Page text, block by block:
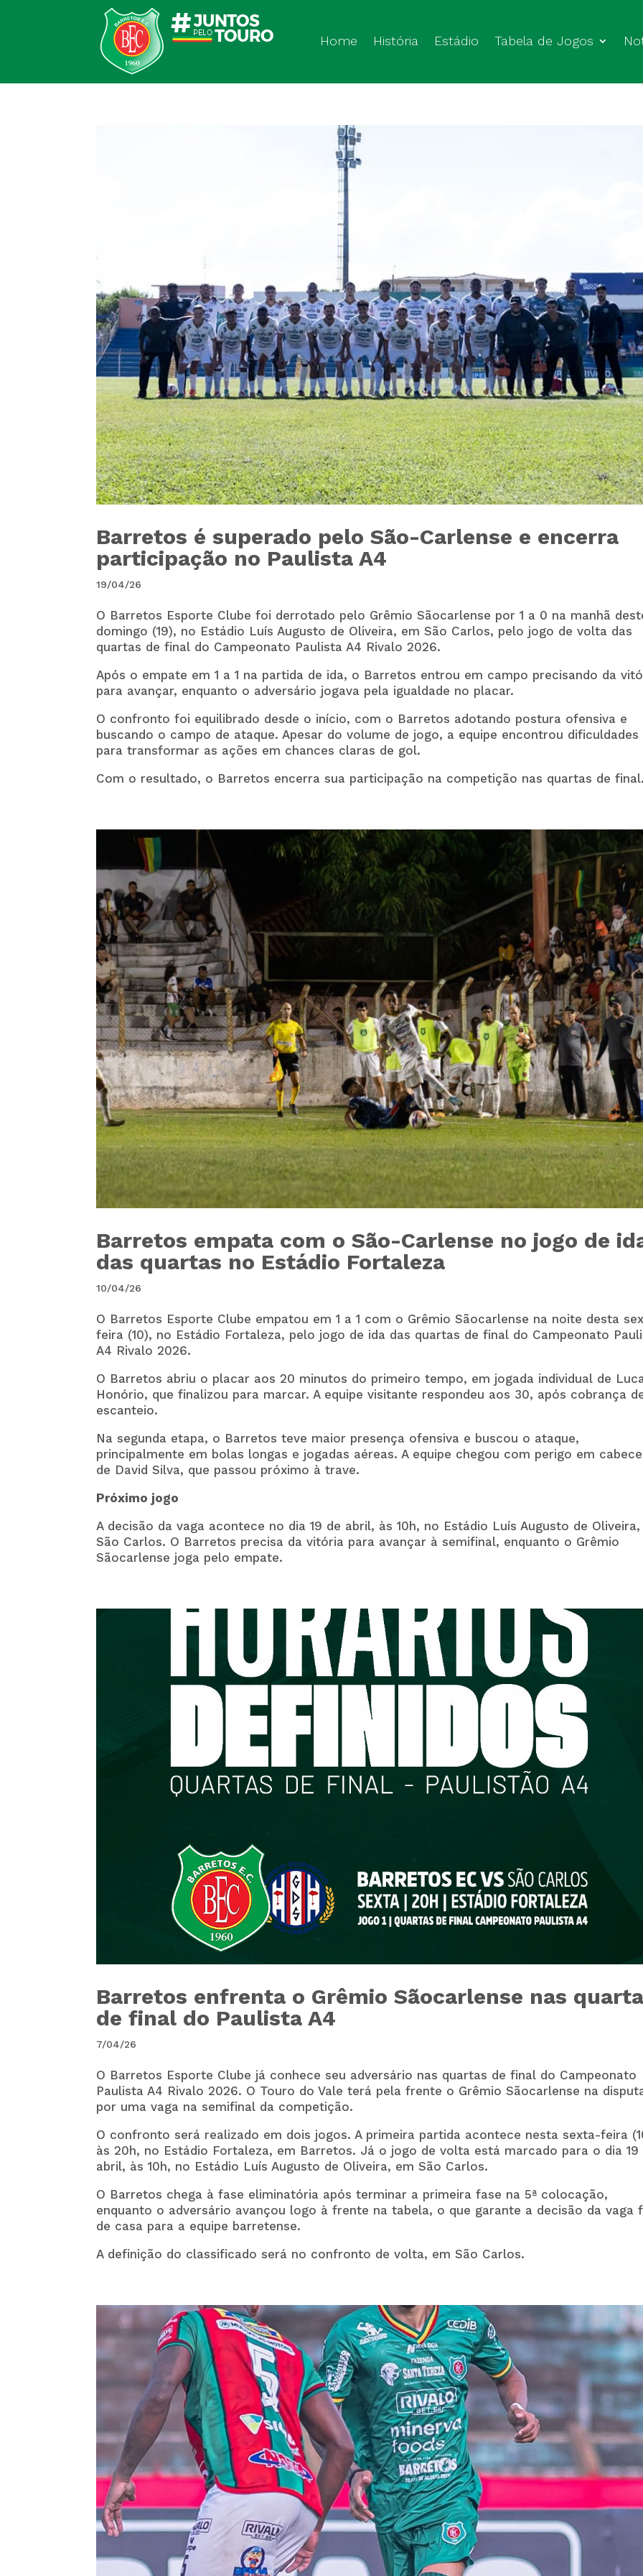
Home História Estádio Tabela de Jogos
Barretos é superado pelo São-Carlense e encerra
participação no Paulista A4
19/04/26
O Barretos Esporte Clube foi derrotado pelo Grêmio Sãocarlense por 1 a 0 na manhã
domingo (19), no Estádio Luís Augusto de Oliveira, em São Carlos, pelo jogo de volta das
quartas de final do Campeonato Paulista A4 Rivalo 2026.
Após o empate em 1 a 1 na partida de ida, o Barretos entrou em campo precisando da
para avançar, enquanto o adversário jogava pela igualdade no placar.
O confronto foi equilibrado desde o início, com o Barretos adotando postura ofensiva e
buscando o campo de ataque. Apesar do volume de jogo, a equipe encontrou dificuldades
para transformar as ações em chances claras de gol.
Com o resultado, o Barretos encerra sua participação na competição nas quartas de
Barretos empata com o São-Carlense no jogo de
das quartas no Estádio Fortaleza
10/04/26
O Barretos Esporte Clube empatou em 1 a 1 com o Grêmio Sãocarlense na noite desta
feira (10), no Estádio Fortaleza, pelo jogo de ida das quartas de final do Campeonato
A4 Rivalo 2026.
O Barretos abriu o placar aos 20 minutos do primeiro tempo, em jogada individual de
Honório, que finalizou para marcar. A equipe visitante respondeu aos 30, após cobrança
escanteio.
Na segunda etapa, o Barretos teve maior presença ofensiva e buscou o ataque,
principalmente em bolas longas e jogadas aéreas. A equipe chegou com perigo em
de David Silva, que passou próximo à trave.
Próximo jogo
A decisão da vaga acontece no dia 19 de abril, às 10h, no Estádio Luís Augusto de
São Carlos. O Barretos precisa da vitória para avançar à semifinal, enquanto o Grêmio
Sãocarlense joga pelo empate.
Barretos enfrenta o Grêmio Sãocarlense nas
de final do Paulista A4
7/04/26
O Barretos Esporte Clube já conhece seu adversário nas quartas de final do Campeonato
Paulista A4 Rivalo 2026. O Touro do Vale terá pela frente o Grêmio Sãocarlense na
por uma vaga na semifinal da competição.
O confronto será realizado em dois jogos. A primeira partida acontece nesta sexta-feira
às 20h, no Estádio Fortaleza, em Barretos. Já o jogo de volta está marcado para o dia 19
abril, às 10h, no Estádio Luís Augusto de Oliveira, em São Carlos.
O Barretos chega à fase eliminatória após terminar a primeira fase na 5ª colocação,
enquanto o adversário avançou logo à frente na tabela, o que garante a decisão da vaga
de casa para a equipe barretense.
A definição do classificado será no confronto de volta, em São Carlos.